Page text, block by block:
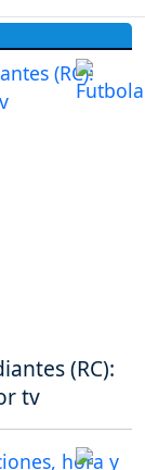
(RC):
tv